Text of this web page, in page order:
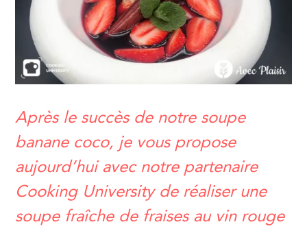
Après le succès de notre soupe
banane coco, je vous propose
aujourd’hui avec notre partenaire
Cooking University de réaliser une
soupe fraîche de fraises au vin rouge